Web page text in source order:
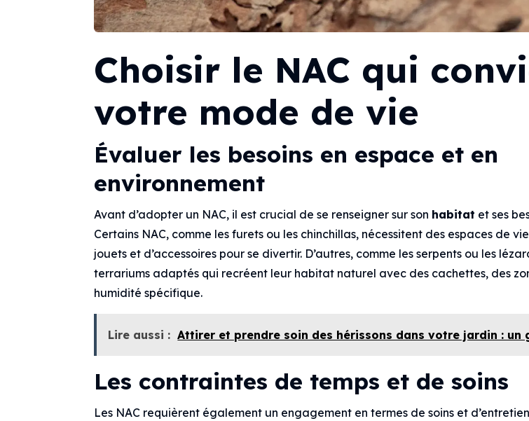
Choisir le NAC qui
votre mode de vie
Évaluer les besoins en espace et en
environnement
Avant d’adopter un NAC, il est crucial de se renseigner sur son habitat et ses
Certains NAC, comme les furets ou les chinchillas, nécessitent des espaces de
jouets et d’accessoires pour se divertir. D’autres, comme les serpents ou les
terrariums adaptés qui recréent leur habitat naturel avec des cachettes, des
humidité spécifique.
Lire aussi : Attirer et prendre soin des hérissons dans votre jardin : un
Les contraintes de temps et de soins
Les NAC requièrent également un engagement en termes de soins et